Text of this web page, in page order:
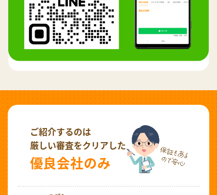
ご紹介するのは
厳しい審査をクリアした
優良会社のみ